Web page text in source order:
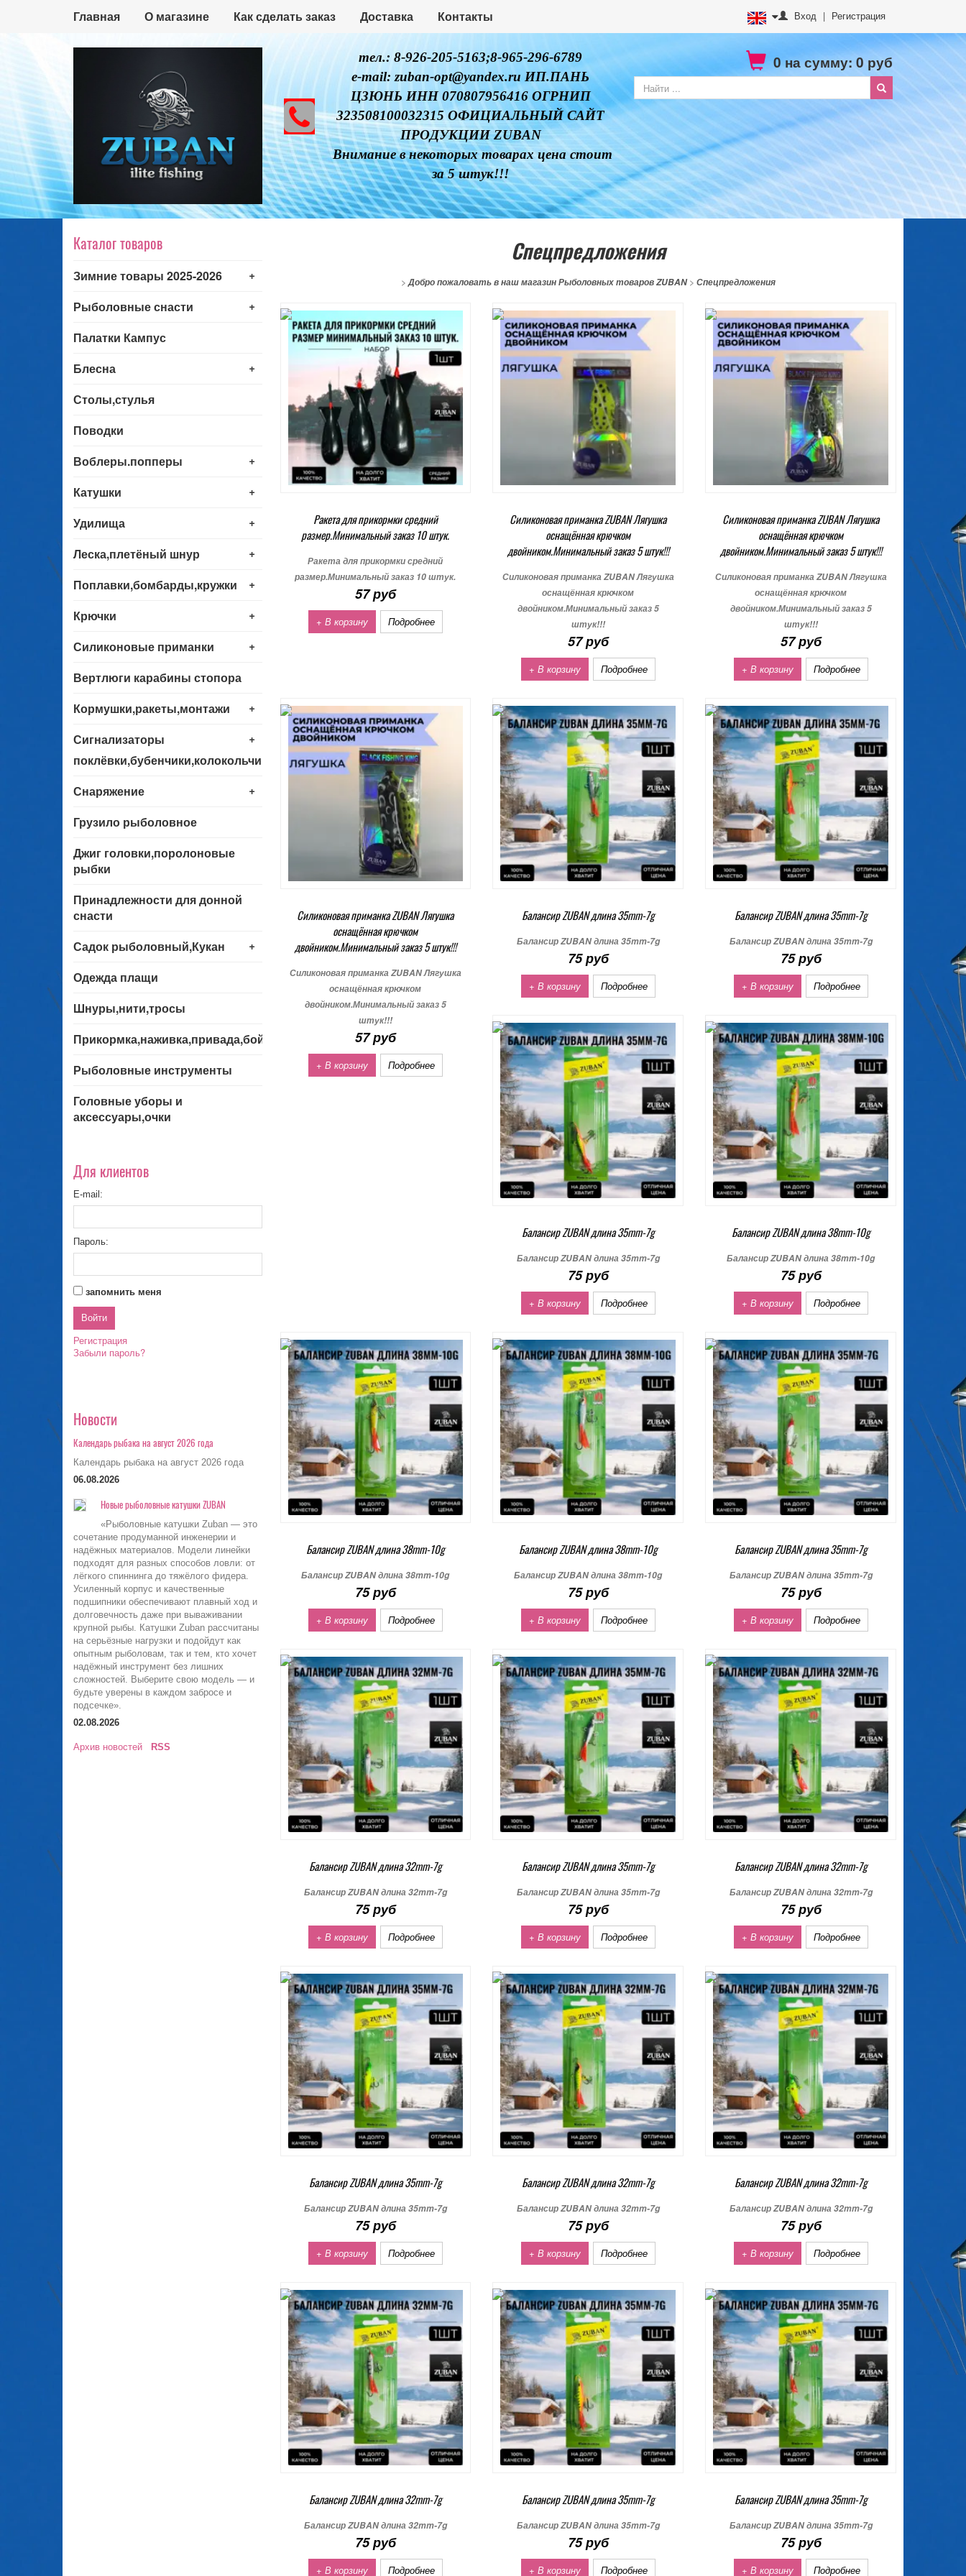
Вход | Регистрация
Главная О магазине Как сделать заказ Доставка Контакты
тел.: 8-926-205-5163;8-965-296-6789
e-mail: zuban-opt@yandex.ru ИП.ПАНЬ
ЦЗЮНЬ ИНН 070807956416 ОГРНИП
323508100032315 ОФИЦИАЛЬНЫЙ САЙТ
ПРОДУКЦИИ ZUBAN
Внимание в некоторых товарах цена стоит
за 5 штук!!!
0на сумму: 0 руб
Каталог товаров
+
Зимние товары 2025-2026
+
Рыболовные снасти
Палатки Кампус
+
Блесна
Столы,стулья
Поводки
+
Воблеры.попперы
+
Катушки
+
Удилища
+
Леска,плетёный шнур
+
Поплавки,бомбарды,кружки
+
Крючки
+
Силиконовые приманки
Вертлюги карабины стопора
+
Кормушки,ракеты,монтажи
+
Сигнализаторы
поклёвки,бубенчики,колокольчики
+
Снаряжение
Грузило рыболовное
Джиг головки,поролоновые
рыбки
Принадлежности для донной
снасти
+
Садок рыболовный,Кукан
Одежда плащи
Шнуры,нити,тросы
Прикормка,наживка,привада,бойла
Рыболовные инструменты
Головные уборы и
аксессуары,очки
Для клиентов
E-mail:
Пароль:
запомнить меня
Регистрация
Забыли пароль?
Новости
Календарь рыбака на август 2026 года
Календарь рыбака на август 2026 года
06.08.2026
Новые рыболовные катушки ZUBAN
«Рыболовные катушки Zuban — это
сочетание продуманной инженерии и
надёжных материалов. Модели линейки
подходят для разных способов ловли: от
лёгкого спиннинга до тяжёлого фидера.
Усиленный корпус и качественные
подшипники обеспечивают плавный ход и
долговечность даже при вываживании
крупной рыбы. Катушки Zuban рассчитаны
на серьёзные нагрузки и подойдут как
опытным рыболовам, так и тем, кто хочет
надёжный инструмент без лишних
сложностей. Выберите свою модель — и
будьте уверены в каждом забросе и
подсечке».
02.08.2026
Архив новостей RSS
Спецпредложения
>Добро пожаловать в наш магазин Рыболовных товаров ZUBAN> Спецпредложения
Ракета для прикормки средний
размер.Минимальный заказ 10 штук.
Ракета для прикормки средний
размер.Минимальный заказ 10 штук.
57 руб
+ В корзину Подробнее
Силиконовая приманка ZUBAN Лягушка
оснащённая крючком
двойником.Минимальный заказ 5 штук!!!
Силиконовая приманка ZUBAN Лягушка
оснащённая крючком
двойником.Минимальный заказ 5
штук!!!
57 руб
+ В корзину Подробнее
Силиконовая приманка ZUBAN Лягушка
оснащённая крючком
двойником.Минимальный заказ 5 штук!!!
Силиконовая приманка ZUBAN Лягушка
оснащённая крючком
двойником.Минимальный заказ 5
штук!!!
57 руб
+ В корзину Подробнее
Силиконовая приманка ZUBAN Лягушка
оснащённая крючком
двойником.Минимальный заказ 5 штук!!!
Силиконовая приманка ZUBAN Лягушка
оснащённая крючком
двойником.Минимальный заказ 5
штук!!!
57 руб
+ В корзину Подробнее
Балансир ZUBAN длина 35mm-7g
Балансир ZUBAN длина 35mm-7g
75 руб
+ В корзину Подробнее
Балансир ZUBAN длина 35mm-7g
Балансир ZUBAN длина 35mm-7g
75 руб
+ В корзину Подробнее
Балансир ZUBAN длина 35mm-7g
Балансир ZUBAN длина 35mm-7g
75 руб
+ В корзину Подробнее
Балансир ZUBAN длина 38mm-10g
Балансир ZUBAN длина 38mm-10g
75 руб
+ В корзину Подробнее
Балансир ZUBAN длина 38mm-10g
Балансир ZUBAN длина 38mm-10g
75 руб
+ В корзину Подробнее
Балансир ZUBAN длина 38mm-10g
Балансир ZUBAN длина 38mm-10g
75 руб
+ В корзину Подробнее
Балансир ZUBAN длина 35mm-7g
Балансир ZUBAN длина 35mm-7g
75 руб
+ В корзину Подробнее
Балансир ZUBAN длина 32mm-7g
Балансир ZUBAN длина 32mm-7g
75 руб
+ В корзину Подробнее
Балансир ZUBAN длина 35mm-7g
Балансир ZUBAN длина 35mm-7g
75 руб
+ В корзину Подробнее
Балансир ZUBAN длина 32mm-7g
Балансир ZUBAN длина 32mm-7g
75 руб
+ В корзину Подробнее
Балансир ZUBAN длина 35mm-7g
Балансир ZUBAN длина 35mm-7g
75 руб
+ В корзину Подробнее
Балансир ZUBAN длина 32mm-7g
Балансир ZUBAN длина 32mm-7g
75 руб
+ В корзину Подробнее
Балансир ZUBAN длина 32mm-7g
Балансир ZUBAN длина 32mm-7g
75 руб
+ В корзину Подробнее
Балансир ZUBAN длина 32mm-7g
Балансир ZUBAN длина 32mm-7g
75 руб
+ В корзину Подробнее
Балансир ZUBAN длина 35mm-7g
Балансир ZUBAN длина 35mm-7g
75 руб
+ В корзину Подробнее
Балансир ZUBAN длина 35mm-7g
Балансир ZUBAN длина 35mm-7g
75 руб
+ В корзину Подробнее